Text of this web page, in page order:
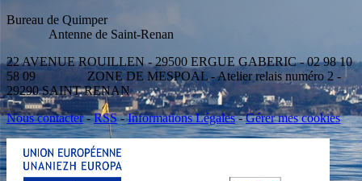
Bureau de Quimper
Antenne de Saint-Renan
22 AVENUE ROUILLEN - 29500 ERGUE GABERIC - 02 98 10
58 09 ZONE DE MESPOAL - Atelier relais numéro 2 -
29290 SAINT RENAN
Nous contacter-RSS-Informations Légales-Gérer mes cookies